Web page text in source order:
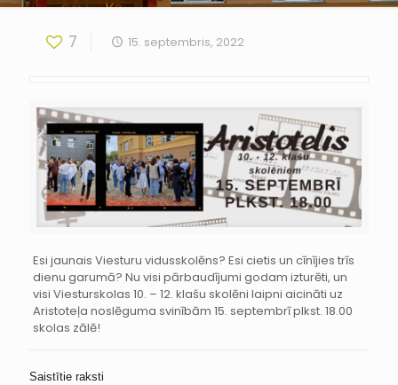
7 15. septembris, 2022
Esi jaunais Viesturu vidusskolēns? Esi cietis un cīnījies trīs
dienu garumā? Nu visi pārbaudījumi godam izturēti, un
visi Viesturskolas 10. – 12. klašu skolēni laipni aicināti uz
Aristoteļa noslēguma svinībām 15. septembrī plkst. 18.00
skolas zālē!
Saistītie raksti